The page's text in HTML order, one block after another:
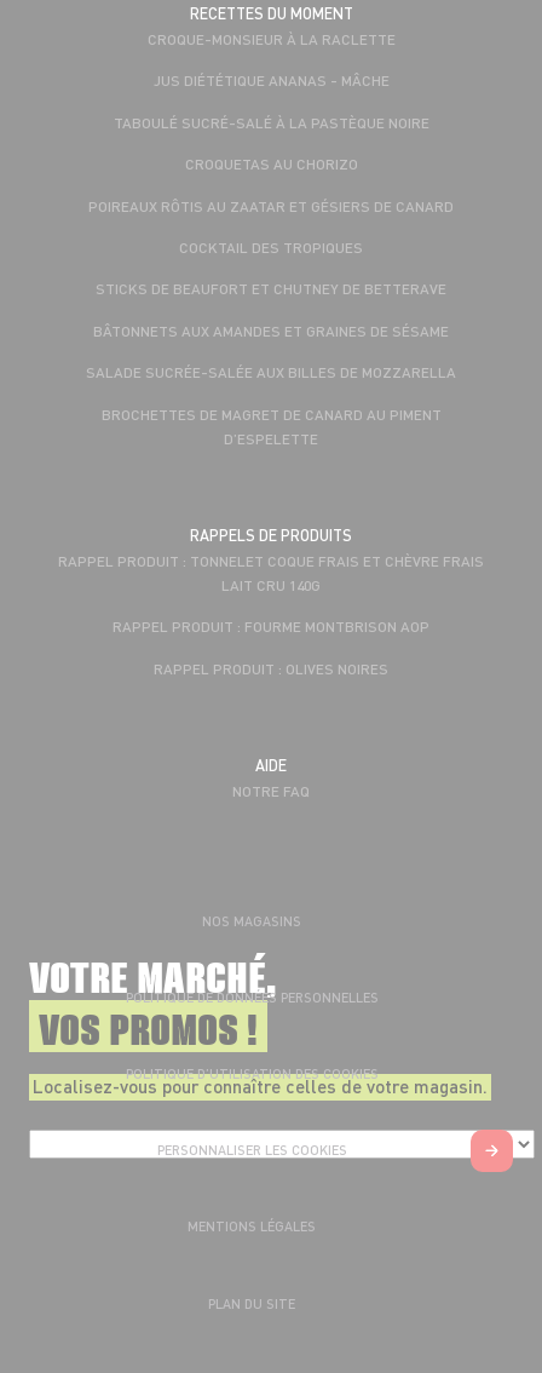
VOTRE MARCHÉ,
VOS PROMOS !
Localisez-vous pour connaître celles de votre magasin.
RECETTES DU MOMENT
CROQUE-MONSIEUR À LA RACLETTE
JUS DIÉTÉTIQUE ANANAS - MÂCHE
TABOULÉ SUCRÉ-SALÉ À LA PASTÈQUE NOIRE
CROQUETAS AU CHORIZO
POIREAUX RÔTIS AU ZAATAR ET GÉSIERS DE CANARD
COCKTAIL DES TROPIQUES
STICKS DE BEAUFORT ET CHUTNEY DE BETTERAVE
BÂTONNETS AUX AMANDES ET GRAINES DE SÉSAME
SALADE SUCRÉE-SALÉE AUX BILLES DE MOZZARELLA
BROCHETTES DE MAGRET DE CANARD AU PIMENT
D’ESPELETTE
RAPPELS DE PRODUITS
RAPPEL PRODUIT : TONNELET COQUE FRAIS ET CHÈVRE FRAIS
LAIT CRU 140G
RAPPEL PRODUIT : FOURME MONTBRISON AOP
RAPPEL PRODUIT : OLIVES NOIRES
AIDE
NOTRE FAQ
NOS MAGASINS
POLITIQUE DE DONNÉES PERSONNELLES
POLITIQUE D’UTILISATION DES COOKIES
PERSONNALISER LES COOKIES
MENTIONS LÉGALES
PLAN DU SITE